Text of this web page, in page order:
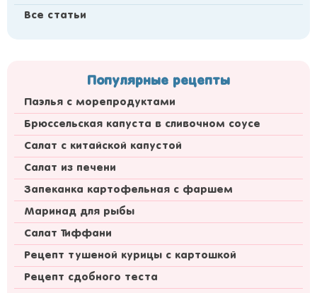
Все статьи
Популярные рецепты
Паэлья с морепродуктами
Брюссельская капуста в сливочном соусе
Салат с китайской капустой
Салат из печени
Запеканка картофельная с фаршем
Маринад для рыбы
Салат Тиффани
Рецепт тушеной курицы с картошкой
Рецепт сдобного теста